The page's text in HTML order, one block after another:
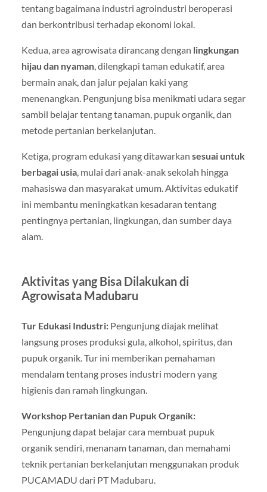
tentang bagaimana industri agroindustri beroperasi
dan berkontribusi terhadap ekonomi lokal.
Kedua, area agrowisata dirancang dengan lingkungan
hijau dan nyaman, dilengkapi taman edukatif, area
bermain anak, dan jalur pejalan kaki yang
menenangkan. Pengunjung bisa menikmati udara segar
sambil belajar tentang tanaman, pupuk organik, dan
metode pertanian berkelanjutan.
Ketiga, program edukasi yang ditawarkan sesuai untuk
berbagai usia, mulai dari anak-anak sekolah hingga
mahasiswa dan masyarakat umum. Aktivitas edukatif
ini membantu meningkatkan kesadaran tentang
pentingnya pertanian, lingkungan, dan sumber daya
alam.
Aktivitas yang Bisa Dilakukan di
Agrowisata Madubaru
Tur Edukasi Industri:Pengunjung diajak melihat
langsung proses produksi gula, alkohol, spiritus, dan
pupuk organik. Tur ini memberikan pemahaman
mendalam tentang proses industri modern yang
higienis dan ramah lingkungan.
Workshop Pertanian dan Pupuk Organik:
Pengunjung dapat belajar cara membuat pupuk
organik sendiri, menanam tanaman, dan memahami
teknik pertanian berkelanjutan menggunakan produk
PUCAMADU dari PT Madubaru.